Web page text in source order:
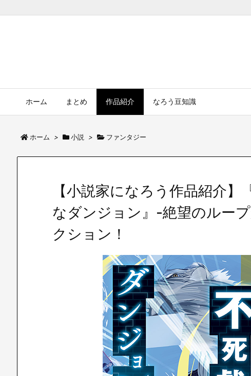
ホーム まとめ 作品紹介 なろう豆知識
ホーム > 小説 > ファンタジー
【小説家になろう作品紹介
なダンジョン』-絶望のルー
クション！